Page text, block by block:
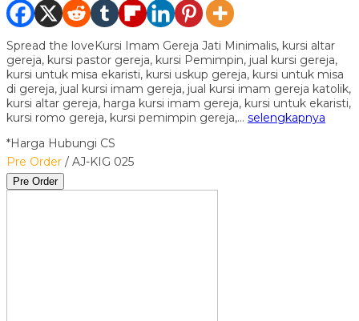
Spread the loveKursi Imam Gereja Jati Minimalis, kursi altar
gereja, kursi pastor gereja, kursi Pemimpin, jual kursi gereja,
kursi untuk misa ekaristi, kursi uskup gereja, kursi untuk misa
di gereja, jual kursi imam gereja, jual kursi imam gereja katolik,
kursi altar gereja, harga kursi imam gereja, kursi untuk ekaristi,
kursi romo gereja, kursi pemimpin gereja,… selengkapnya
*Harga Hubungi CS
Pre Order / AJ-KIG 025
Pre Order